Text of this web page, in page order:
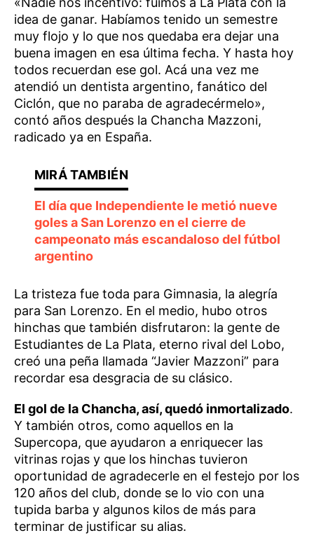
idea de ganar. Habíamos tenido un semestre
muy flojo y lo que nos quedaba era dejar una
buena imagen en esa última fecha. Y hasta hoy
todos recuerdan ese gol. Acá una vez me
atendió un dentista argentino, fanático del
Ciclón, que no paraba de agradecérmelo»,
contó años después la Chancha Mazzoni,
radicado ya en España.
El día que Independiente le metió nueve
goles a San Lorenzo en el cierre de
campeonato más escandaloso del fútbol
argentino
La tristeza fue toda para Gimnasia, la alegría
para San Lorenzo. En el medio, hubo otros
hinchas que también disfrutaron: la gente de
Estudiantes de La Plata, eterno rival del Lobo,
creó una peña llamada “Javier Mazzoni” para
recordar esa desgracia de su clásico.
El gol de la Chancha, así, quedó inmortalizado.
Y también otros, como aquellos en la
Supercopa, que ayudaron a enriquecer las
vitrinas rojas y que los hinchas tuvieron
oportunidad de agradecerle en el festejo por los
120 años del club, donde se lo vio con una
tupida barba y algunos kilos de más para
terminar de justificar su alias.